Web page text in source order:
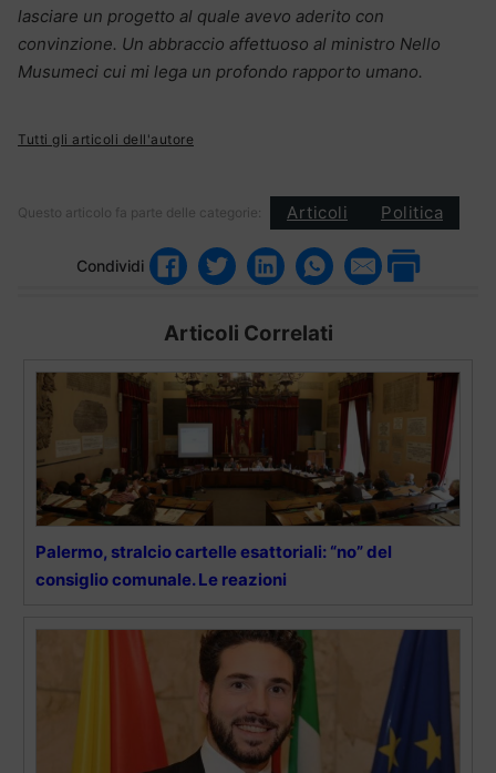
lasciare un progetto al quale avevo aderito con
convinzione. Un abbraccio affettuoso al ministro Nello
Musumeci cui mi lega un profondo rapporto umano.
Tutti gli articoli dell'autore
Questo articolo fa parte delle categorie: Articoli Politica
Condividi
Articoli Correlati
Palermo, stralcio cartelle esattoriali: “no” del
consiglio comunale. Le reazioni